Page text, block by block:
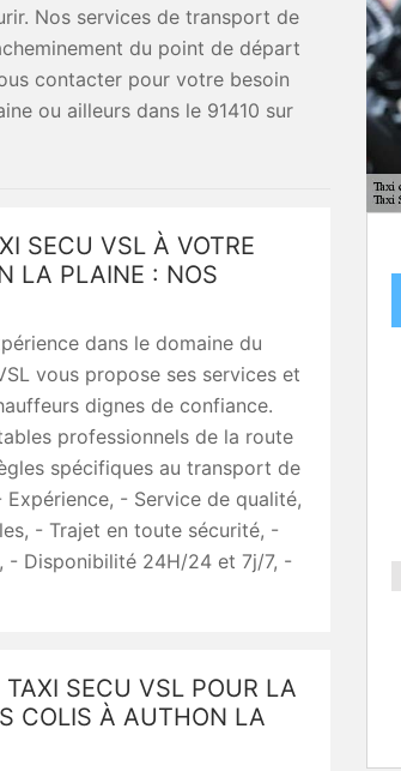
Nos services de transport de
du point de départ
contacter pour votre besoin
ou ailleurs dans le 91410 sur
SECU VSL À VOTRE
LA PLAINE : NOS
dans le domaine du
vous propose ses services et
dignes de confiance.
professionnels de la route
spécifiques au transport de
- Service de qualité,
- Trajet en toute sécurité, -
- Disponibilité 24H/24 et 7j/7, -
SECU VSL POUR LA
COLIS À AUTHON LA